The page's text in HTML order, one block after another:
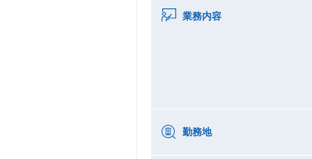
業務内容
勤務地